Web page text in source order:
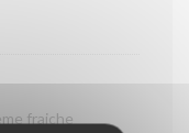
fraiche